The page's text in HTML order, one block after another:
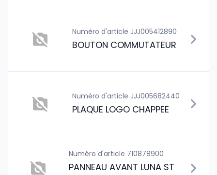
Numéro d'article JJJ005412890
BOUTON COMMUTATEUR
Numéro d'article JJJ005682440
PLAQUE LOGO CHAPPEE
Numéro d'article 710878900
PANNEAU AVANT LUNA ST